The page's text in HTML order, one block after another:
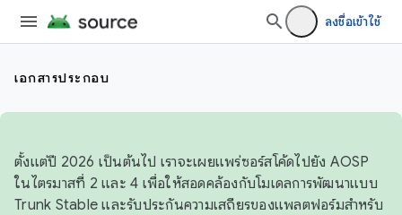
ลงชื่อเข้าใช้
เอกสารประกอบ
ตั้งแต่ปี 2026 เป็นต้นไป เราจะเผยแพร่ซอร์สโค้ดไปยัง AOSP
ในไตรมาสที่ 2 และ 4 เพื่อให้สอดคล้องกับโมเดลการพัฒนาแบบ
Trunk Stable และรับประกันความเสถียรของแพลตฟอร์มสำหรับ